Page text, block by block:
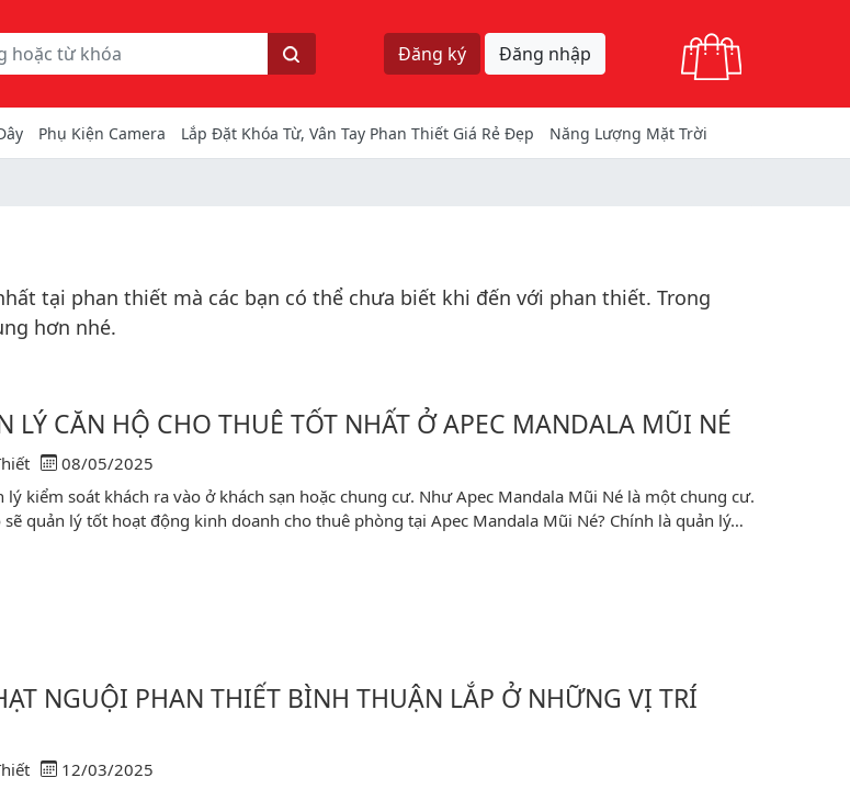
Tìm kiếm
Đăng ký Đăng nhập
Phụ Kiện Camera Lắp Đặt Khóa Từ, Vân Tay Phan Thiết Giá Rẻ Đẹp Năng Lượng Mặt Trời
tại phan thiết mà các bạn có thể chưa biết khi đến với phan thiết. Trong
hơn nhé.
LÝ CĂN HỘ CHO THUÊ TỐT NHẤT Ở APEC MANDALA MŨI NÉ
08/05/2025
lý kiểm soát khách ra vào ở khách sạn hoặc chung cư. Như Apec Mandala Mũi Né là một chung cư.
sẽ quản lý tốt hoạt động kinh doanh cho thuê phòng tại Apec Mandala Mũi Né? Chính là quản lý…
NGUỘI PHAN THIẾT BÌNH THUẬN LẮP Ở NHỮNG VỊ TRÍ
12/03/2025